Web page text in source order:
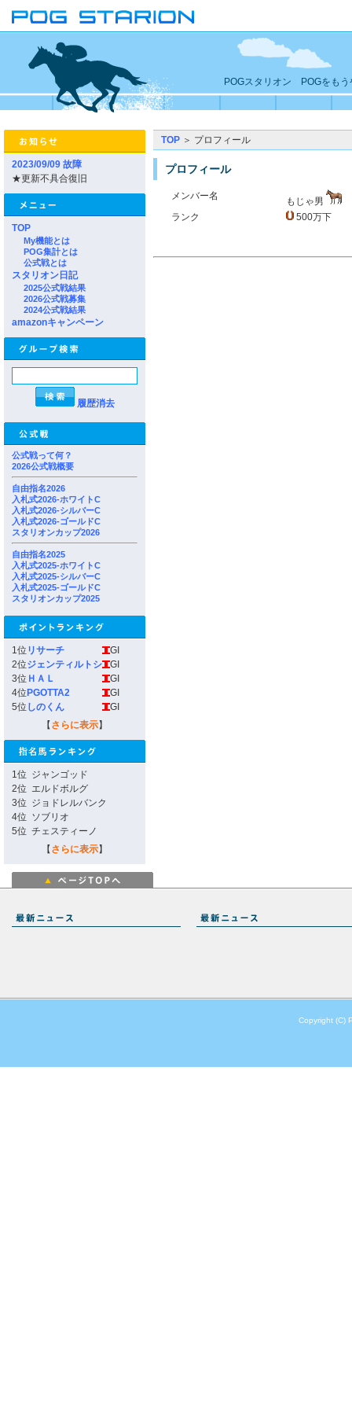
POGスタリオン POGをもう
2023/09/09 故障
★更新不具合復旧
TOP
My機能とは
POG集計とは
公式戦とは
スタリオン日記
2025公式戦結果
2026公式戦募集
2024公式戦結果
amazonキャンペーン
履歴消去
公式戦って何？
2026公式戦概要
自由指名2026
入札式2026-ホワイトC
入札式2026-シルバーC
入札式2026-ゴールドC
スタリオンカップ2026
自由指名2025
入札式2025-ホワイトC
入札式2025-シルバーC
入札式2025-ゴールドC
スタリオンカップ2025
1位 リサーチ
GI
2位ジェンティルトシ
GI
3位 ＨＡＬ
GI
4位 PGOTTA2
GI
5位 しのくん
GI
【 さらに表示】
1位 ジャンゴッド
2位 エルドボルグ
3位 ジョドレルバンク
4位 ソブリオ
5位 チェスティーノ
【 さらに表示】
TOP ＞ プロフィール
プロフィール
メンバー名
もじゃ男
ランク
500万下
Copyright (C)